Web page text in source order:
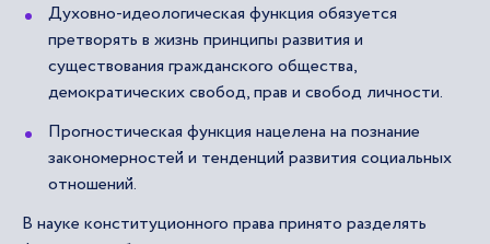
Духовно-идеологическая функция обязуется
претворять в жизнь принципы развития и
существования гражданского общества,
демократических свобод, прав и свобод личности.
Прогностическая функция нацелена на познание
закономерностей и тенденций развития социальных
отношений.
В науке конституционного права принято разделять